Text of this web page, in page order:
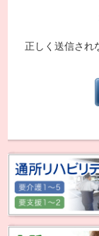
正しく送信され